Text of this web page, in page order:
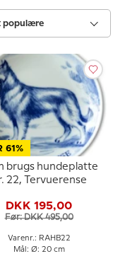
populære
61%
brugs hundeplatte
22, Tervuerense
DKK 195,00
Før: DKK 495,00
Varenr.: RAHB22
Mål: Ø: 20 cm